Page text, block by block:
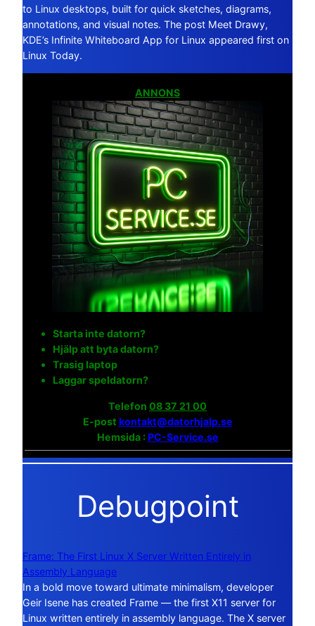
to Linux desktops, built for quick sketches, diagrams,
annotations, and visual notes. The post Meet Drawy,
KDE’s Infinite Whiteboard App for Linux appeared first on
Linux Today.
ANNONS
Starta inte datorn?
Hjälp att byta datorn?
Trasig laptop
Laggar speldatorn?
Telefon 08 37 21 00
E-post kontakt@datorhjalp.se
Hemsida :PC-Service.se
Debugpoint
Frame: The First Linux X Server Written Entirely in
Assembly Language
In a bold move toward ultimate minimalism, developer
Geir Isene has created Frame — the first X11 server for
Linux written entirely in assembly language. The X server